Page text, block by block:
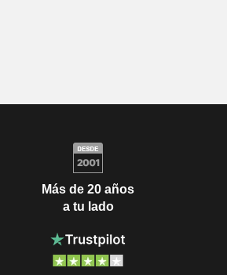
Más de 20 años
a tu lado